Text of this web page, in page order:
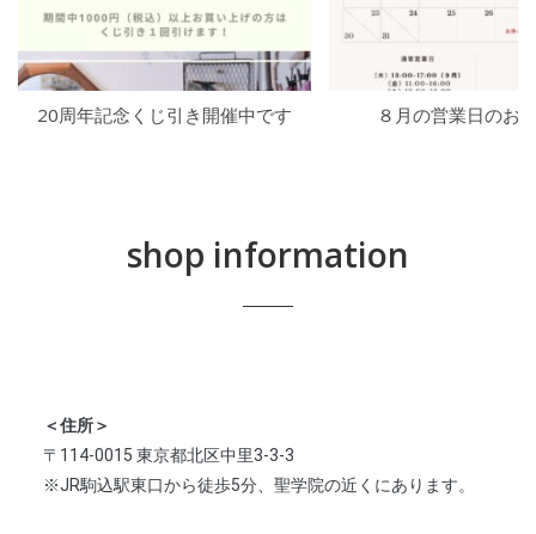
20周年記念くじ引き開催中です ８月の営業日のお
shop information
＜住所＞
〒114-0015 東京都北区中里3-3-3
※JR駒込駅東口から徒歩5分、聖学院の近くにあります。